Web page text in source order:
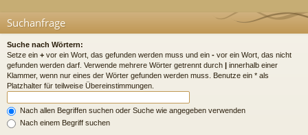
Suchanfrage
Suche nach Wörtern:
Setze ein + vor ein Wort, das gefunden werden muss und ein - vor ein Wort, das nicht
gefunden werden darf. Verwende mehrere Wörter getrennt durch | innerhalb einer
Klammer, wenn nur eines der Wörter gefunden werden muss. Benutze ein * als
Platzhalter für teilweise Übereinstimmungen.
Nach allen Begriffen suchen oder Suche wie angegeben verwenden
Nach einem Begriff suchen